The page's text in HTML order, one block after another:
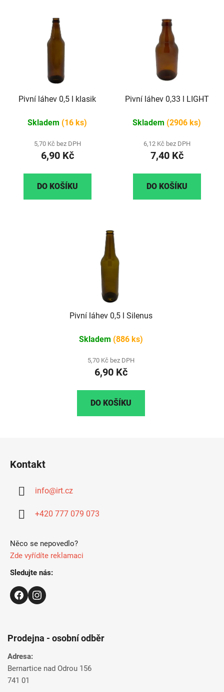
Pivní láhev 0,5 l klasik
Skladem (16 ks)
5,70 Kč bez DPH
6,90 Kč
DO KOŠÍKU
Pivní láhev 0,33 l LIGHT
Skladem (2906 ks)
6,12 Kč bez DPH
7,40 Kč
DO KOŠÍKU
Pivní láhev 0,5 l Silenus
Skladem (886 ks)
5,70 Kč bez DPH
6,90 Kč
DO KOŠÍKU
Kontakt
info@irt.cz
+420 777 079 073
Něco se nepovedlo?
Zde vyřídíte reklamaci
Sledujte nás:
Prodejna - osobní odběr
Adresa:
Bernartice nad Odrou 156
741 01